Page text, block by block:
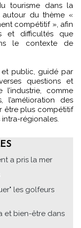
tourisme dans la
du thème «
compétitif », afin
et difficultés que
le contexte de
et public, guidé par
questions et
comme
l’amélioration des
être plus compétitif
régionales.
a pris la mer
les golfeurs
et bien-être dans